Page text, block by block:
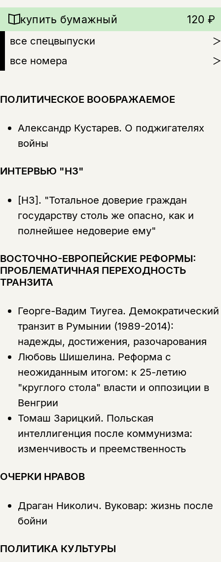
все спецвыпуски
все номера
купить бумажный 120 ₽
ПОЛИТИЧЕСКОЕ ВООБРАЖАЕМОЕ
Александр Кустарев. О поджигателях
войны
ИНТЕРВЬЮ "НЗ"
[НЗ]. "Тотальное доверие граждан
государству столь же опасно, как и
полнейшее недоверие ему"
ВОСТОЧНО-ЕВРОПЕЙСКИЕ РЕФОРМЫ:
ПРОБЛЕМАТИЧНАЯ ПЕРЕХОДНОСТЬ
ТРАНЗИТА
Георге-Вадим Тиугеа. Демократический
транзит в Румынии (1989-2014):
надежды, достижения, разочарования
Любовь Шишелина. Реформа с
неожиданным итогом: к 25-летию
"круглого стола" власти и оппозиции в
Венгрии
Томаш Зарицкий. Польская
интеллигенция после коммунизма:
изменчивость и преемственность
ОЧЕРКИ НРАВОВ
Драган Николич. Вуковар: жизнь после
бойни
ПОЛИТИКА КУЛЬТУРЫ
Подписка на рассылку
о книгах и событиях «НЛО».
Этой книги временно
нет в продаже.
уведомления, и при поступлении книги
Я соглашаюсь сПолитикой конфиденциальности
Эта книга
не предназначена для
несовершеннолетних
Скажите, пожалуйста,